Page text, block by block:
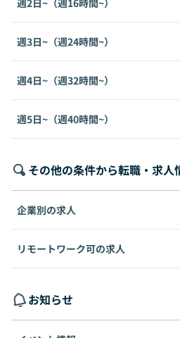
週2日~（週16時間~）
週3日~（週24時間~）
週4日~（週32時間~）
週5日~（週40時間~）
その他の条件から転職・求人
企業別の求人
リモートワーク可の求人
お知らせ